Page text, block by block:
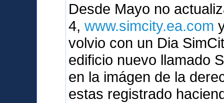
Desde Mayo no
4,www.simcity.ea.com
volvio con un Dia
edificio nuevo llamado
en la imágen de la
estas registrado